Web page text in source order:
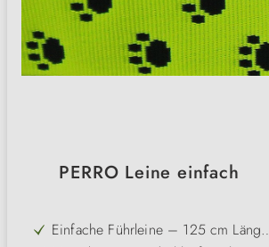
PERRO Leine einfach
Einfache Führleine – 125 cm Länge